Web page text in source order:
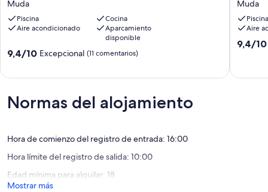
abejas
Acceso inalámbrico a internet (WIFI)
incl. en el precio pero debiendo reservarse de antemano:
Cama para niños (hasta 2 años)
Fianza en efectivo: 200.0 EUR
#PT7580.1.1
comfort
in
Nature
Suite
Muda
Piscina
Cocina
Aire acondicionado
Aparcamiento
disponible
9.4
(11 comentarios)
9,4/10 Excepcional (11 comentarios)
comfort
in
Nature
-
Muda
Piscina
Aire
9.4
9,4/10
Normas del alojamiento
Hora de comienzo del registro de entrada: 16:00
Hora límite del registro de salida: 10:00
Edad mínima para alquilar: 18
Mostrar más